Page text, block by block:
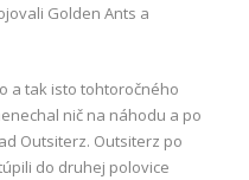
Golden Ants a
a tak isto tohtoročného
nič na náhodu a po
Outsiterz. Outsiterz po
do druhej polovice